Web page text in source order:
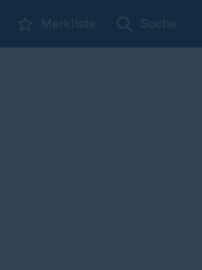
Merkliste Suche